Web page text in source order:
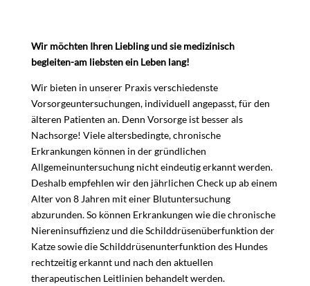
Wir möchten Ihren Liebling und sie medizinisch
begleiten-am liebsten ein Leben lang!
Wir bieten in unserer Praxis verschiedenste
Vorsorgeuntersuchungen, individuell angepasst, für den
älteren Patienten an. Denn Vorsorge ist besser als
Nachsorge! Viele altersbedingte, chronische
Erkrankungen können in der gründlichen
Allgemeinuntersuchung nicht eindeutig erkannt werden.
Deshalb empfehlen wir den jährlichen Check up ab einem
Alter von 8 Jahren mit einer Blutuntersuchung
abzurunden. So können Erkrankungen wie die chronische
Niereninsuffizienz und die Schilddrüsenüberfunktion der
Katze sowie die Schilddrüsenunterfunktion des Hundes
rechtzeitig erkannt und nach den aktuellen
therapeutischen Leitlinien behandelt werden.